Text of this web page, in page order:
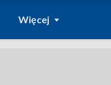
Więcej